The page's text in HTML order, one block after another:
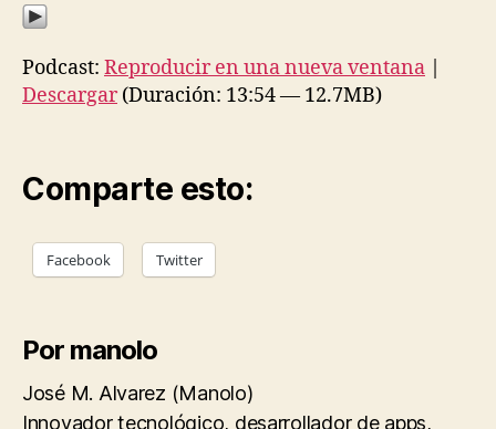
Podcast: Reproducir en una nueva ventana
Descargar(Duración: 13:54 — 12.7MB)
Comparte esto:
Facebook Twitter
Por manolo
José M. Alvarez (Manolo)
Innovador tecnológico, desarrollador de apps,